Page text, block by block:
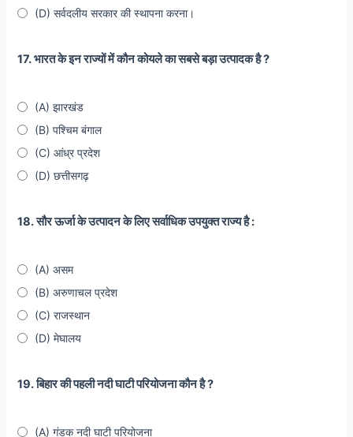
(D) सर्वदलीय सरकार की स्थापना करना।
17. भारत के इन राज्यों में कौन कोयले का सबसे बड़ा उत्पादक है ?
(A) झारखंड
(B) पश्चिम बंगाल
(C) आंध्र प्रदेश
(D) छत्तीसगढ़
18. सौर ऊर्जा के उत्पादन के लिए सर्वाधिक उपयुक्त राज्य है :
(A) असम
(B) अरुणाचल प्रदेश
(C) राजस्थान
(D) मेघालय
19. बिहार की पहली नदी घाटी परियोजना कौन है ?
(A) गंडक नदी घाटी परियोजना